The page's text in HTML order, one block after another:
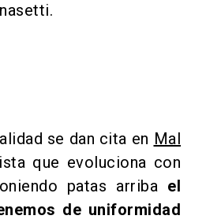
se dan cita en Mal
que evoluciona con
patas arriba el
de uniformidad